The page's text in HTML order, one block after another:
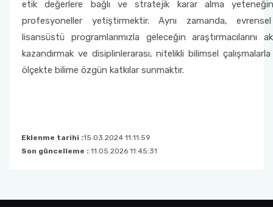
etik değerlere bağlı ve stratejik karar alma
profesyoneller yetiştirmektir. Aynı zamanda,
lisansüstü programlarımızla geleceğin araştırmacılarını
kazandırmak ve disiplinlerarası, nitelikli bilimsel
ölçekte bilime özgün katkılar sunmaktır.
Eklenme tarihi :15.03.2024 11:11:59
Son güncelleme : 11.05.2026 11:45:31
Müfredatlar
Öğrenim Planı ve Ders İçerikleri